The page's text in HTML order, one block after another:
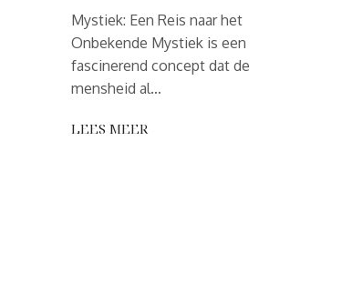
Mystiek: Een Reis naar het
Onbekende Mystiek is een
fascinerend concept dat de
mensheid al…
LEES MEER